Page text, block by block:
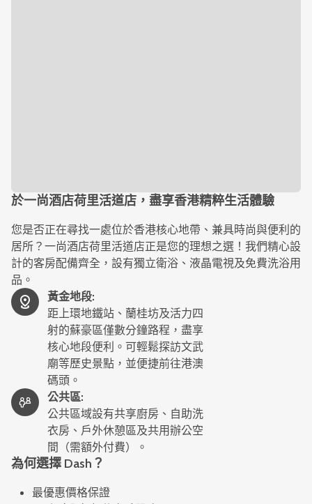
於一尚酒店荷里活道店，盡享香港精粹生活體驗
您是否正在尋找一處位於香港核心地帶、兼具時尚與便利的
居所？一尚酒店荷里活道店正是您的理想之選！我們精心設
計的客房配備齊全，設有獨立衛浴、液晶電視及免費洗浴用
品。
黃金地段:
距上環地鐵站、蘭桂坊及活力四
射的蘇豪區僅數分鐘路程，盡享
核心地段便利。可輕鬆探訪文武
廟等歷史景點，並便捷前往港澳
碼頭。
公共區:
公共區域設有共享廚房、自助洗
衣房、戶外休憩區及共用辦公空
間（需額外付費）。
為何選擇 Dash？
最優惠價格保證